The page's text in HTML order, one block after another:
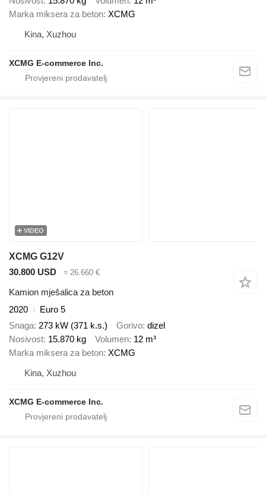
Marka miksera za beton XCMG
Kina, Xuzhou
XCMG E-commerce Inc.
VIDEO
XCMG G12V
30.800 USD
≈ 26.660 €
Kamion mješalica za beton
2020
Euro 5
Snaga 273 kW (371 k.s.) Gorivo dizel
Nosivost 15.870 kg Volumen 12 m³
Marka miksera za beton XCMG
Kina, Xuzhou
XCMG E-commerce Inc.